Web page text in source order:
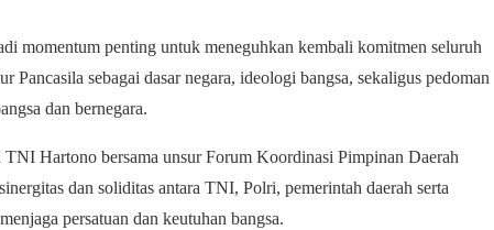
momentum penting untuk meneguhkan kembali komitmen seluruh
Pancasila sebagai dasar negara, ideologi bangsa, sekaligus pedoman
dan bernegara.
Hartono bersama unsur Forum Koordinasi Pimpinan Daerah
dan soliditas antara TNI, Polri, pemerintah daerah serta
persatuan dan keutuhan bangsa.